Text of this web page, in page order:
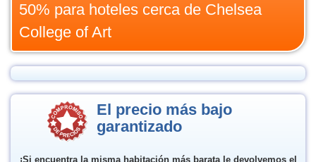
50% para hoteles cerca de Chelsea
College of Art
El precio más bajo
garantizado
¡Si encuentra la misma habitación más barata le devolvemos el